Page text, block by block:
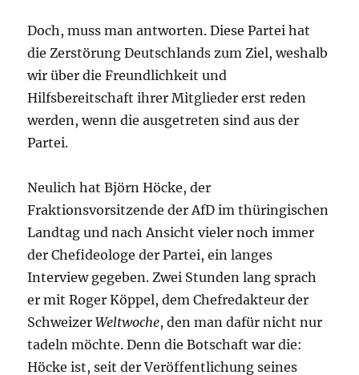
Doch, muss man antworten. Diese Partei hat
die Zerstörung Deutschlands zum Ziel, weshalb
wir über die Freundlichkeit und
Hilfsbereitschaft ihrer Mitglieder erst reden
werden, wenn die ausgetreten sind aus der
Partei.
Neulich hat Björn Höcke, der
Fraktionsvorsitzende der AfD im thüringischen
Landtag und nach Ansicht vieler noch immer
der Chefideologe der Partei, ein langes
Interview gegeben. Zwei Stunden lang sprach
er mit Roger Köppel, dem Chefredakteur der
SchweizerWeltwoche, den man dafür nicht nur
tadeln möchte. Denn die Botschaft war die:
Höcke ist, seit der Veröffentlichung seines